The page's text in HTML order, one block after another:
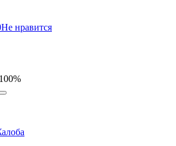
Не нравится
100%